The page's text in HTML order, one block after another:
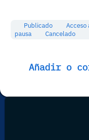
Publicado
pausa
Cancelado
Añadir o